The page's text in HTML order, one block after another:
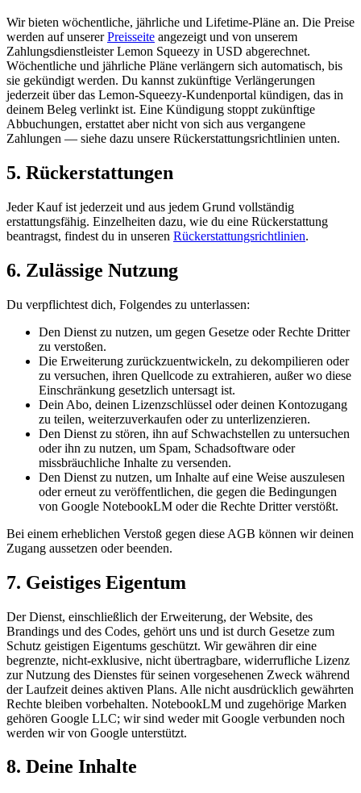
Wir bieten wöchentliche, jährliche und Lifetime-Pläne an. Die Preise
werden auf unsererPreisseite angezeigt und von unserem
Zahlungsdienstleister Lemon Squeezy in USD abgerechnet.
Wöchentliche und jährliche Pläne verlängern sich automatisch, bis
sie gekündigt werden. Du kannst zukünftige Verlängerungen
jederzeit über das Lemon-Squeezy-Kundenportal kündigen, das in
deinem Beleg verlinkt ist. Eine Kündigung stoppt zukünftige
Abbuchungen, erstattet aber nicht von sich aus vergangene
Zahlungen — siehe dazu unsere Rückerstattungsrichtlinien unten.
5. Rückerstattungen
Jeder Kauf ist jederzeit und aus jedem Grund vollständig
erstattungsfähig. Einzelheiten dazu, wie du eine Rückerstattung
beantragst, findest du in unseren Rückerstattungsrichtlinien.
6. Zulässige Nutzung
Du verpflichtest dich, Folgendes zu unterlassen:
Den Dienst zu nutzen, um gegen Gesetze oder Rechte Dritter
zu verstoßen.
Die Erweiterung zurückzuentwickeln, zu dekompilieren oder
zu versuchen, ihren Quellcode zu extrahieren, außer wo diese
Einschränkung gesetzlich untersagt ist.
Dein Abo, deinen Lizenzschlüssel oder deinen Kontozugang
zu teilen, weiterzuverkaufen oder zu unterlizenzieren.
Den Dienst zu stören, ihn auf Schwachstellen zu untersuchen
oder ihn zu nutzen, um Spam, Schadsoftware oder
missbräuchliche Inhalte zu versenden.
Den Dienst zu nutzen, um Inhalte auf eine Weise auszulesen
oder erneut zu veröffentlichen, die gegen die Bedingungen
von Google NotebookLM oder die Rechte Dritter verstößt.
Bei einem erheblichen Verstoß gegen diese AGB können wir deinen
Zugang aussetzen oder beenden.
7. Geistiges Eigentum
Der Dienst, einschließlich der Erweiterung, der Website, des
Brandings und des Codes, gehört uns und ist durch Gesetze zum
Schutz geistigen Eigentums geschützt. Wir gewähren dir eine
begrenzte, nicht-exklusive, nicht übertragbare, widerrufliche Lizenz
zur Nutzung des Dienstes für seinen vorgesehenen Zweck während
der Laufzeit deines aktiven Plans. Alle nicht ausdrücklich gewährten
Rechte bleiben vorbehalten. NotebookLM und zugehörige Marken
gehören Google LLC; wir sind weder mit Google verbunden noch
werden wir von Google unterstützt.
8. Deine Inhalte